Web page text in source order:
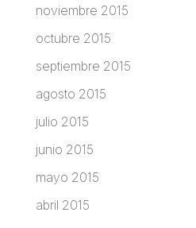
noviembre 2015
octubre 2015
septiembre 2015
agosto 2015
julio 2015
junio 2015
mayo 2015
abril 2015